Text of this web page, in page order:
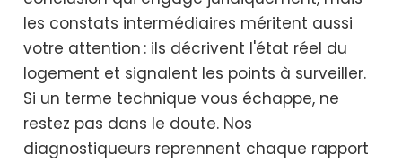
les constats intermédiaires méritent aussi
votre attention : ils décrivent l'état réel du
logement et signalent les points à surveiller.
Si un terme technique vous échappe, ne
restez pas dans le doute. Nos
diagnostiqueurs reprennent chaque rapport